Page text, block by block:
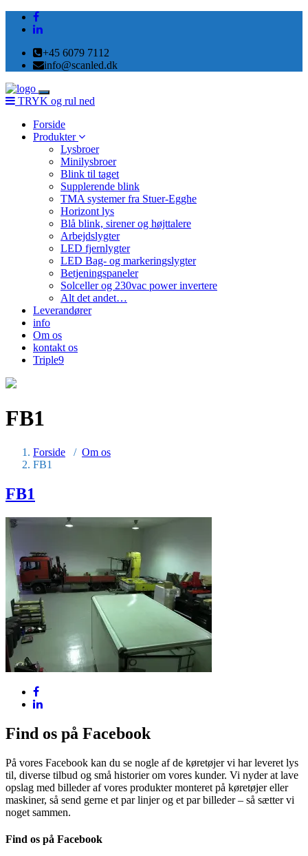
+45 6079 7112
info@scanled.dk
Toggle
navigation
TRYK og rul ned
Forside
Produkter
Lysbroer
Minilysbroer
Blink til taget
Supplerende blink
TMA systemer fra Stuer-Egghe
Horizont lys
Blå blink, sirener og højttalere
Arbejdslygter
LED fjernlygter
LED Bag- og markeringslygter
Betjeningspaneler
Solceller og 230vac power invertere
Alt det andet…
Leverandører
info
Om os
kontakt os
Triple9
FB1
Forside / Om os
FB1
FB1
Find os på Facebook
På vores Facebook kan du se nogle af de køretøjer vi har leveret lys
til, diverse tilbud og små historier om vores kunder. Vi nyder at lave
opslag med billeder af vores produkter monteret på køretøjer eller
maskiner, så send gerne et par linjer og et par billeder – så sætter vi
noget sammen.
Find os på Facebook